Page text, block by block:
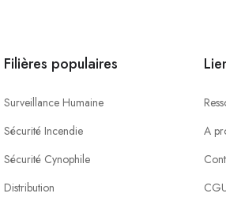
Filières populaires
Surveillance Humaine
Sécurité Incendie
Sécurité Cynophile
Distribution
A